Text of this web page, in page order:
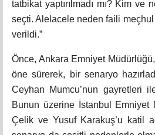
tatbikat yaptırılmadı mı? Kim ve
seçti. Alelacele neden faili
verildi.”
Önce, Ankara Emniyet
öne sürerek, bir senaryo
Ceyhan Mumcu’nun gayretleri
Bunun üzerine İstanbul Emniyet
Çelik ve Yusuf Karakuş’u katil